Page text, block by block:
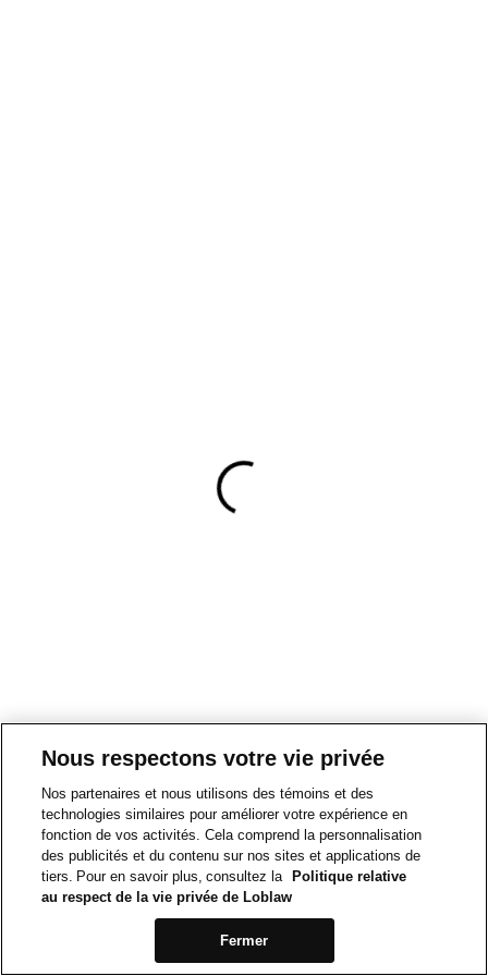
Nous respectons votre vie privée
Nos partenaires et nous utilisons des témoins et des
technologies similaires pour améliorer votre expérience en
fonction de vos activités. Cela comprend la personnalisation
des publicités et du contenu sur nos sites et applications de
tiers. Pour en savoir plus, consultez la
Politique relative
au respect de la vie privée de Loblaw
Fermer